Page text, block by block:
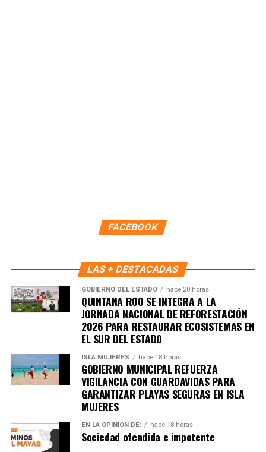
en tu teléfono.FACEBOOK
LAS + DESTACADAS
GOBIERNO DEL ESTADO hace 20 horas
QUINTANA ROO SE INTEGRA A LA
JORNADA NACIONAL DE REFORESTACIÓN
2026 PARA RESTAURAR ECOSISTEMAS EN
EL SUR DEL ESTADO
ISLA MUJERES hace 18 horas
GOBIERNO MUNICIPAL REFUERZA
VIGILANCIA CON GUARDAVIDAS PARA
GARANTIZAR PLAYAS SEGURAS EN ISLA
MUJERES
EN LA OPINIÓN DE: hace 18 horas
Sociedad ofendida e impotente